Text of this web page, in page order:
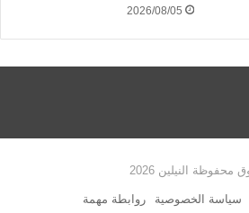
2026/08/05
محفوظة النيلين 2026
سياسة الخصوصية روابطة مهمة